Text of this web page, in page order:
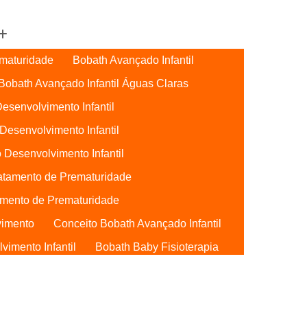
Bobath Avançado Infantil
Bobath Avançado Infantil Águas Claras
Infantil
Infantil
Infantil
de Prematuridade
de Prematuridade
Conceito Bobath Avançado Infantil
Infantil
Bobath Baby Fisioterapia
Águas Claras